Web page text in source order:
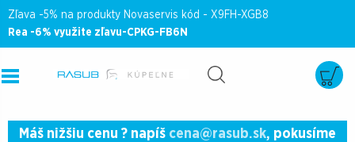
Zľava -5% na produkty Novaservis kód - X9FH-XGB8
Rea -6% využite zľavu-CPKG-FB6N
Máš nižšiu cenu ? napíš cena@rasub.sk, pokusíme